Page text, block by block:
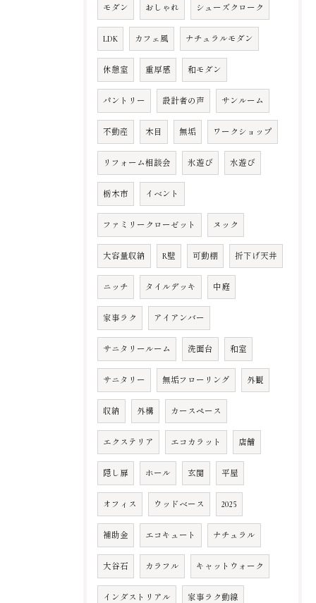
モダン おしゃれ シューズクローク
LDK カフェ風 ナチュラルモダン
休憩室 重厚感 和モダン
パントリー 設計者の声 サンルーム
不動産 木目 無垢 ワークショップ
リフォーム相談会 氷遊び 水遊び
栃木市 イベント
ファミリークローゼット ヌック
大容量収納 R壁 可動棚 折下げ天井
ニッチ タイルデッキ 中庭
家事ラク アイアンバー
サニタリールーム 洗面台 和室
サニタリー 無垢フローリング 外観
収納 外構 カースペース
エクステリア エコカラット 店舗
隠し扉 ホール 玄関 平屋
オフィス ウッドベース 2025
補助金 エコキュート ナチュラル
大谷石 カラフル キャットウォーク
インダストリアル 家事ラク動線